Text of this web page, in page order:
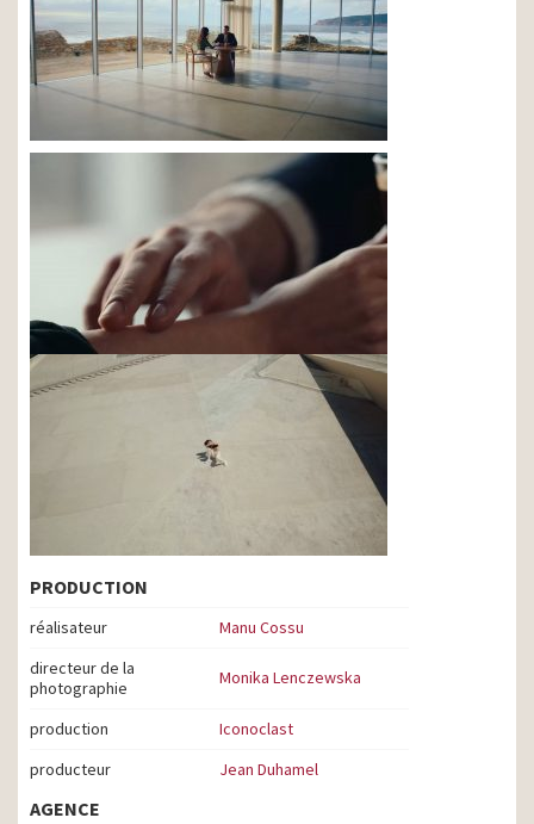
PRODUCTION
réalisateur
Manu Cossu
directeur de la
photographie
Monika Lenczewska
production
Iconoclast
producteur
Jean Duhamel
AGENCE